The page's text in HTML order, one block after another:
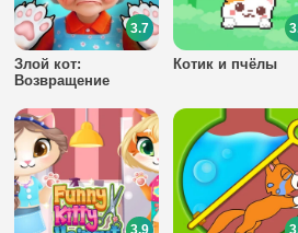
Злой кот:
Возвращение
3.7
Котик и пчёлы